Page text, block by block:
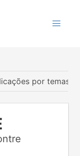
por temas